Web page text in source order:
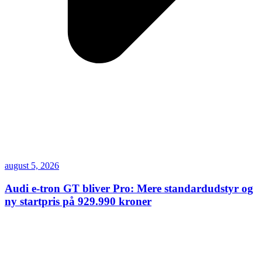
august 5, 2026
Audi e-tron GT bliver Pro: Mere standardudstyr og
ny startpris på 929.990 kroner